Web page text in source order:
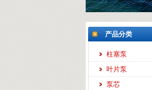
产品分类
柱塞泵
叶片泵
泵芯